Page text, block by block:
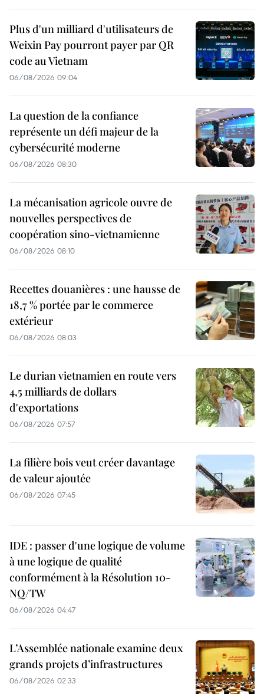
Plus d'un milliard d'utilisateurs de
Weixin Pay pourront payer par QR
code au Vietnam
06/08/2026 09:04
La question de la confiance
représente un défi majeur de la
cybersécurité moderne
06/08/2026 08:30
La mécanisation agricole ouvre de
nouvelles perspectives de
coopération sino-vietnamienne
06/08/2026 08:10
Recettes douanières : une hausse de
18,7 % portée par le commerce
extérieur
06/08/2026 08:03
Le durian vietnamien en route vers
4,5 milliards de dollars
d'exportations
06/08/2026 07:57
La filière bois veut créer davantage
de valeur ajoutée
06/08/2026 07:45
IDE : passer d'une logique de volume
à une logique de qualité
conformément à la Résolution 10-
NQ/TW
06/08/2026 04:47
L’Assemblée nationale examine deux
grands projets d’infrastructures
06/08/2026 02:33